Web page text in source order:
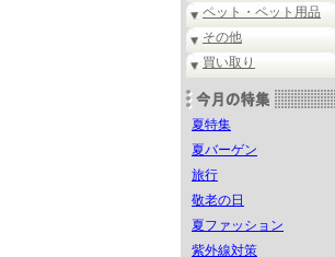
ペット・ペット用品
その他
買い取り
夏特集
夏バーゲン
旅行
敬老の日
夏ファッション
紫外線対策